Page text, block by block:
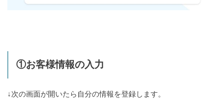
①お客様情報の入力
↓次の画面が開いたら自分の情報を登録します。